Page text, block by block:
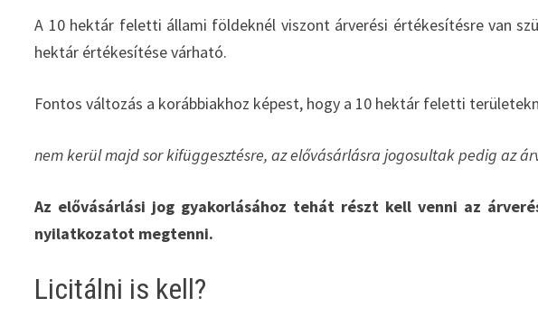
A 10 hektár feletti állami földeknél viszont árverési értékesítésre van
hektár értékesítése várható.
Fontos változás a korábbiakhoz képest, hogy a 10 hektár feletti
nem kerül majd sor kifüggesztésre, az elővásárlásra jogosultak pedig az
Az elővásárlási jog gyakorlásához tehát részt kell venni az
nyilatkozatot megtenni.
Licitálni is kell?